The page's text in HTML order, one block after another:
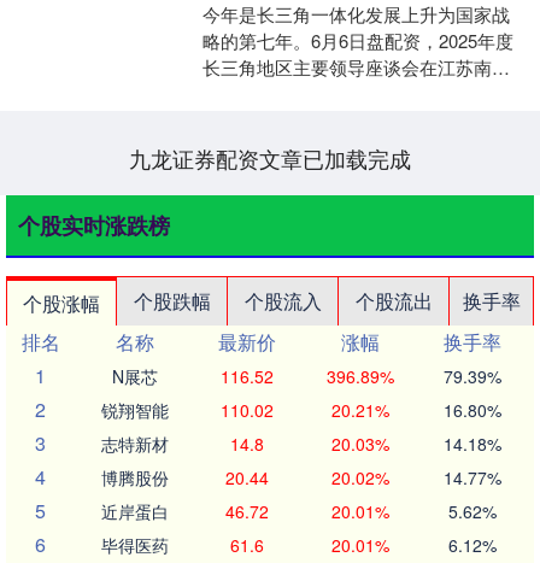
今年是长三角一体化发展上升为国家战
略的第七年。6月6日盘配资，2025年度
长三角地区主要领导座谈会在江苏南京
九龙证券配资文章已加载完成
个股实时涨跌榜
个股涨幅 个股跌幅 个股流入 个股流出
换手率
排名
名称 最新价 涨幅
换手率
1
N展芯 116.52 396.89% 79.39%
2 锐翔智能 110.02 20.21% 16.80%
3 志特新材 14.8 20.03% 14.18%
4 博腾股份 20.44 20.02% 14.77%
5 近岸蛋白 46.72 20.01% 5.62%
6 毕得医药 61.6 20.01% 6.12%